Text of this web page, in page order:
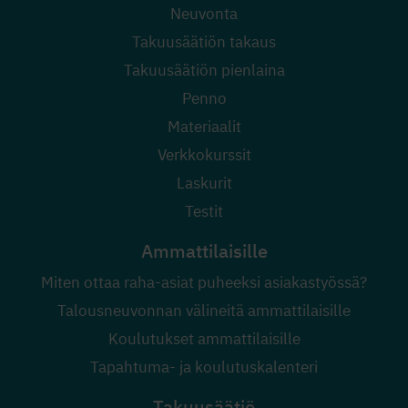
Neuvonta
Takuusäätiön takaus
Takuusäätiön pienlaina
Penno
Materiaalit
Verkkokurssit
Laskurit
Testit
Ammattilaisille
Miten ottaa raha-asiat puheeksi asiakastyössä?
Talousneuvonnan välineitä ammattilaisille
Koulutukset ammattilaisille
Tapahtuma- ja koulutuskalenteri